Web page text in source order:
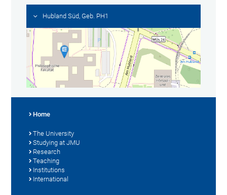
Hubland Süd, Geb. PH1
Home
The University
Studying at JMU
Research
Teaching
Institutions
International